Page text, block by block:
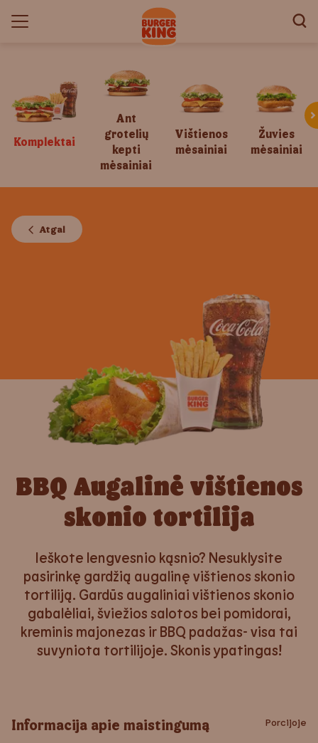
Komplektai
Ant
grotelių
kepti
mėsainiai
Vištienos
mėsainiai
Žuvies
mėsainiai
Atgal
BBQ Augalinė vištienos
skonio tortilija
Ieškote lengvesnio kąsnio? Nesuklysite
pasirinkę gardžią augalinę vištienos skonio
tortiliją. Gardūs augaliniai vištienos skonio
gabalėliai, šviežios salotos bei pomidorai,
kreminis majonezas ir BBQ padažas- visa tai
suvyniota tortilijoje. Skonis ypatingas!
Informacija apie maistingumą Porcijoje